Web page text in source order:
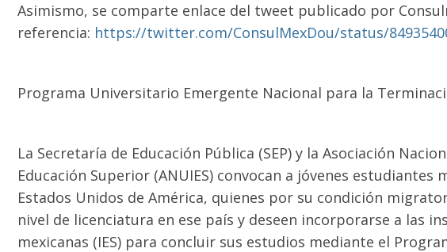
Asimismo, se comparte enlace del tweet publicado por
referencia: https://twitter.com/ConsulMexDou/status/
Programa Universitario Emergente Nacional para la
La Secretaría de Educación Pública (SEP) y la Asociación
Educación Superior (ANUIES) convocan a jóvenes estudiantes
Estados Unidos de América, quienes por su condición
nivel de licenciatura en ese país y deseen incorporarse a las
mexicanas (IES) para concluir sus estudios mediante el